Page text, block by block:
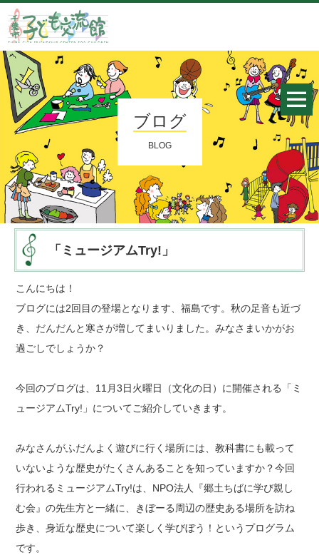
ブログ
BLOG
「ミュージアムTry!」
こんにちは！
ブログには2回目の登場となります、福島です。秋の足音も近づ
き、だんだんと寒さが増してまいりました。みなさまいかがお
過ごしでしょうか？
今回のブログは、11月3日火曜日（文化の日）に開催される「ミ
ュージアムTry!」についてご紹介していきます。
みなさんがふだんよく遊びに行く場所には、教科書にも載って
いないような歴史がたくさんあることを知っていますか？今回
行われるミュージアムTry!は、NPO法人『郷土ちばに学び親し
む会』の先生方と一緒に、きぼーる周辺の歴史ある場所を訪ね
歩き、身近な歴史について楽しく学びぼう！というプログラム
です。